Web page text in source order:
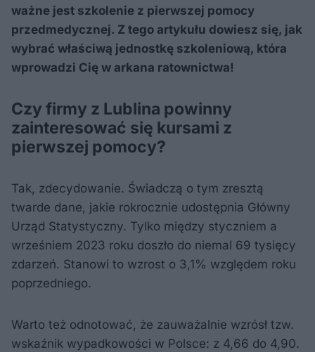
ważne jest szkolenie z pierwszej pomocy
przedmedycznej. Z tego artykułu dowiesz się, jak
wybrać właściwą jednostkę szkoleniową, która
wprowadzi Cię w arkana ratownictwa!
Czy firmy z Lublina powinny
zainteresować się kursami z
pierwszej pomocy?
Tak, zdecydowanie. Świadczą o tym zresztą
twarde dane, jakie rokrocznie udostępnia Główny
Urząd Statystyczny. Tylko między styczniem a
wrześniem 2023 roku doszło do niemal 69 tysięcy
zdarzeń. Stanowi to wzrost o 3,1% względem roku
poprzedniego.
Warto też odnotować, że zauważalnie wzrósł tzw.
wskaźnik wypadkowości w Polsce: z 4,66 do 4,90.